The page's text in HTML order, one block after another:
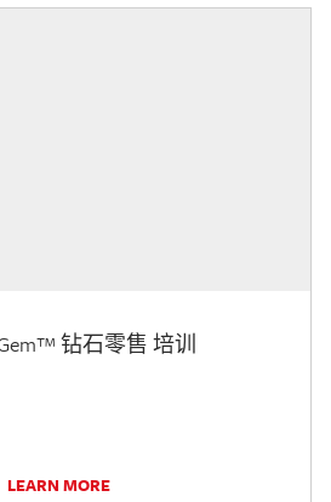
钻石零售 培训
LEARN MORE